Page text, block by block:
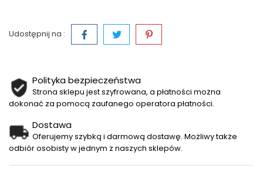
Udostępnij na :
Polityka bezpieczeństwa
Strona sklepu jest szyfrowana, a płatności można
dokonać za pomocą zaufanego operatora płatności.
Dostawa
Oferujemy szybką i darmową dostawę. Możliwy także
odbiór osobisty w jednym z naszych sklepów.